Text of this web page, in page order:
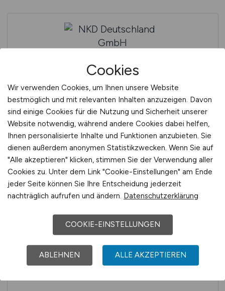
NKD Deutschland GmbH
NKD Group GmbH
Cookies
Wir verwenden Cookies, um Ihnen unsere Website
bestmöglich und mit relevanten Inhalten anzuzeigen. Davon
sind einige Cookies für die Nutzung und Sicherheit unserer
Website notwendig, während andere Cookies dabei helfen,
Ihnen personalisierte Inhalte und Funktionen anzubieten. Sie
dienen außerdem anonymen Statistikzwecken. Wenn Sie auf
"Alle akzeptieren" klicken, stimmen Sie der Verwendung aller
Cookies zu. Unter dem Link "Cookie-Einstellungen" am Ende
jeder Seite können Sie Ihre Entscheidung jederzeit
nachträglich aufrufen und ändern. Datenschutzerklärung
COOKIE-EINSTELLUNGEN
ABLEHNEN ALLE AKZEPTIEREN